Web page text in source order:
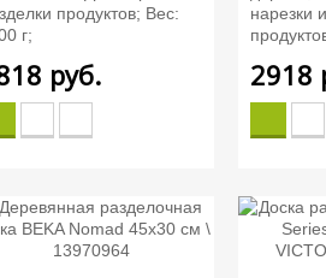
продуктов; Вес:
г;
руб.
нарезки
2918